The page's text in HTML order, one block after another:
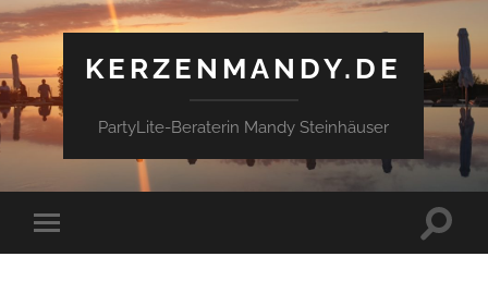
KERZENMANDY.DE
PartyLite-Beraterin Mandy Steinhäuser
Mobile-
Menü